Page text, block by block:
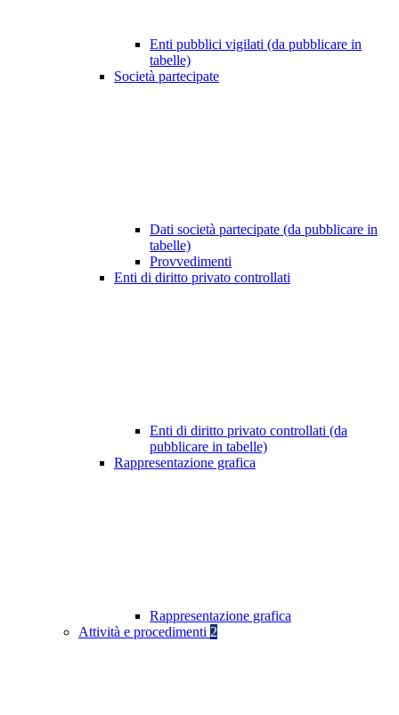
Enti pubblici vigilati (da pubblicare in
tabelle)
Società partecipate
Dati società partecipate (da pubblicare in
tabelle)
Provvedimenti
Enti di diritto privato controllati
Enti di diritto privato controllati (da
pubblicare in tabelle)
Rappresentazione grafica
Rappresentazione grafica
Attività e procedimenti 2